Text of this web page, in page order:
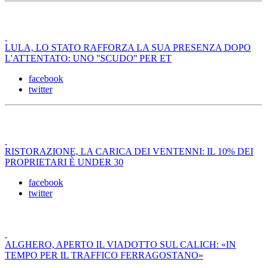
LULA, LO STATO RAFFORZA LA SUA PRESENZA DOPO
L'ATTENTATO: UNO ''SCUDO'' PER ET
facebook
twitter
RISTORAZIONE, LA CARICA DEI VENTENNI: IL 10% DEI
PROPRIETARI È UNDER 30
facebook
twitter
ALGHERO, APERTO IL VIADOTTO SUL CALICH: «IN
TEMPO PER IL TRAFFICO FERRAGOSTANO»